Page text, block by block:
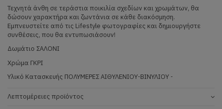
Τεχνητά άνθη σε τεράστια ποικιλία σχεδίων και χρωμάτων, θα
δώσουν χαρακτήρα και ζωντάνια σε κάθε διακόσμηση.
Εμπνευστείτε από τις Lifestyle φωτογραφίες και δημιουργήστε
συνθέσεις, που θα εντυπωσιάσουν!
Δωμάτιο ΣΑΛΟΝΙ
Χρώμα ΓΚΡΙ
Υλικό Κατασκευής ΠΟΛΥΜΕΡΕΣ ΑΙΘΥΛΕΝΙΟΥ-ΒΙΝΥΛΙΟΥ -
Λεπτομέρειες προϊόντος